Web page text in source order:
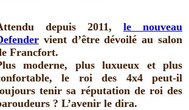
depuis 2011, le nouveau
vient d’être dévoilé au salon
Francfort.
moderne, plus luxueux et plus
le roi des 4x4 peut-il
tenir sa réputation de roi des
? L’avenir le dira.